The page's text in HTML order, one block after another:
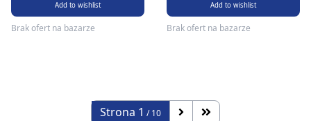
Add to wishlist
Brak ofert na bazarze
Add to wishlist
Brak ofert na bazarze
Strona 1 / 10